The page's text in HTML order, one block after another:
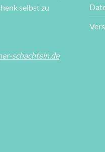
selbst zu
schachteln.de